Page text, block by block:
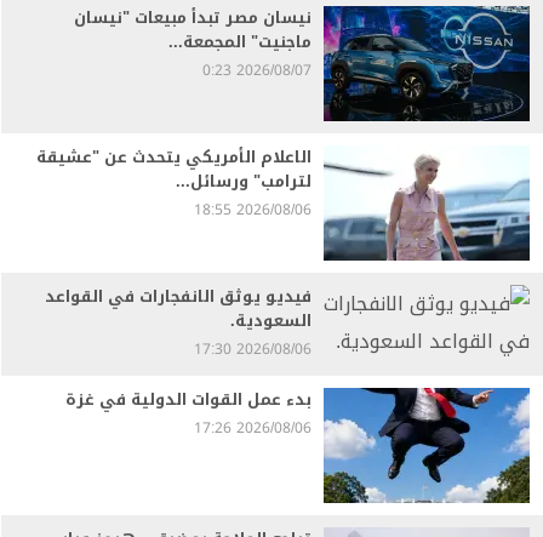
نيسان مصر تبدأ مبيعات "نيسان
ماجنيت" المجمعة...
2026/08/07 0:23
الاعلام الأمريكي يتحدث عن "عشيقة
لترامب" ورسائل...
2026/08/06 18:55
فيديو يوثق الانفجارات في القواعد
السعودية.
2026/08/06 17:30
بدء عمل القوات الدولية في غزة
2026/08/06 17:26